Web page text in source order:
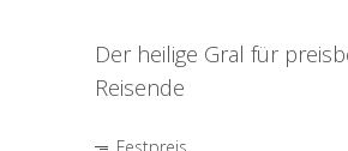
Der heilige Gral für
Reisende